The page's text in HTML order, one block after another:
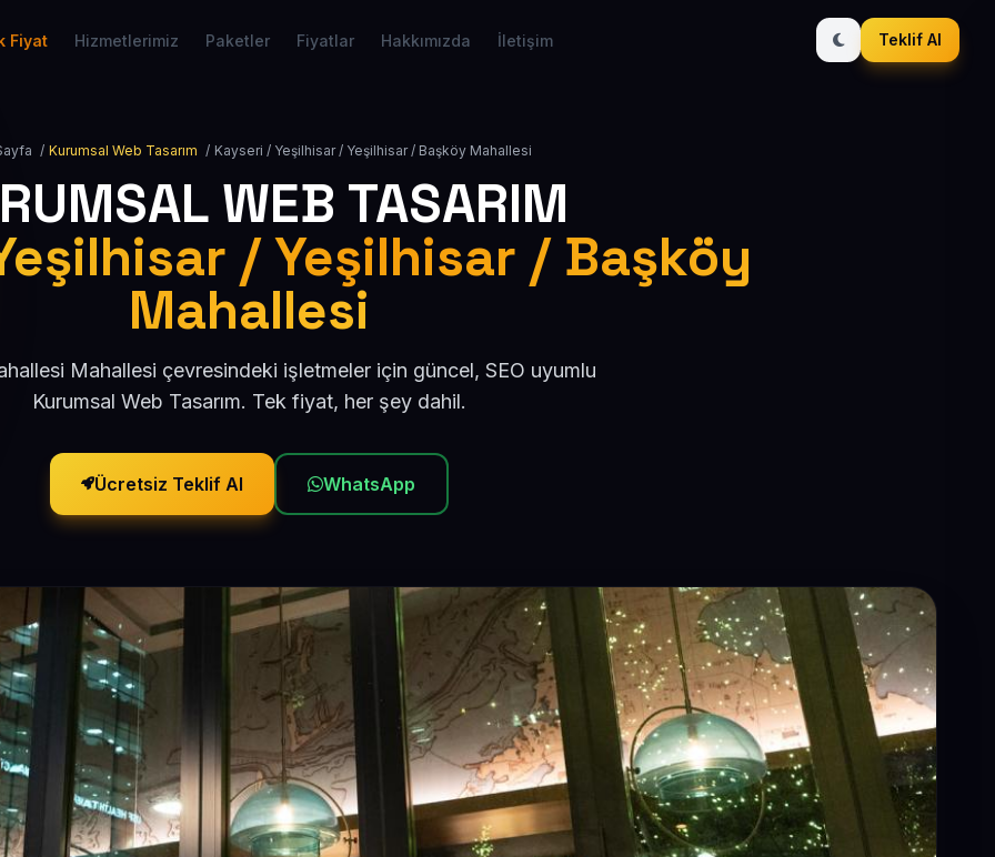
Fiyat Hizmetlerimiz Paketler Fiyatlar Hakkımızda İletişim Teklif Al
/ Kurumsal Web Tasarım / Kayseri / Yeşilhisar / Yeşilhisar / Başköy Mahallesi
WEB TASARIM
/ Yeşilhisar / Başköy
Mahallesi
Mahallesi çevresindeki işletmeler için güncel, SEO uyumlu
Kurumsal Web Tasarım. Tek fiyat, her şey dahil.
Ücretsiz Teklif Al WhatsApp